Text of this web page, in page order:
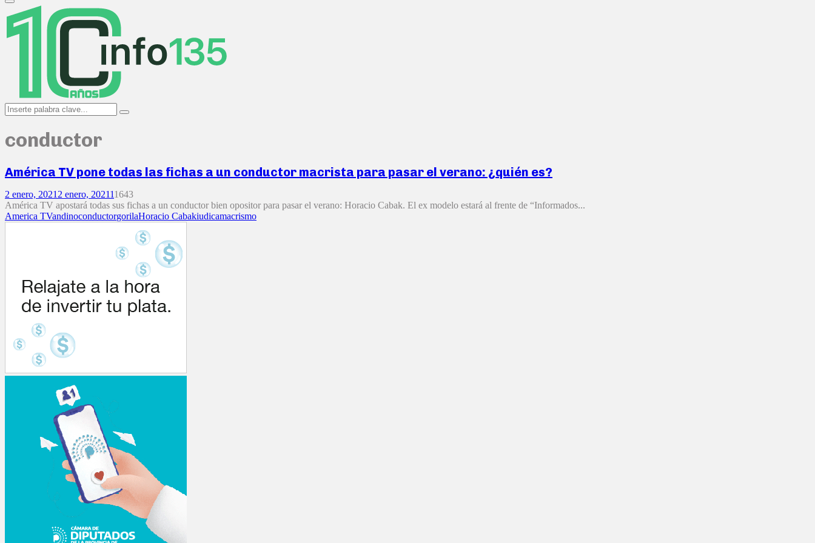
Primary
Menu
Search
for:
Search
conductor
América TV pone todas las fichas a un conductor macrista para pasar el verano: ¿quién es?
2 enero, 2021 2 enero, 202111643
América TV apostará todas sus fichas a un conductor bien opositor para pasar el verano: Horacio Cabak. El ex modelo estará al frente de “Informados...
America TVandinoconductorgorilaHoracio Cabakiudicamacrismo